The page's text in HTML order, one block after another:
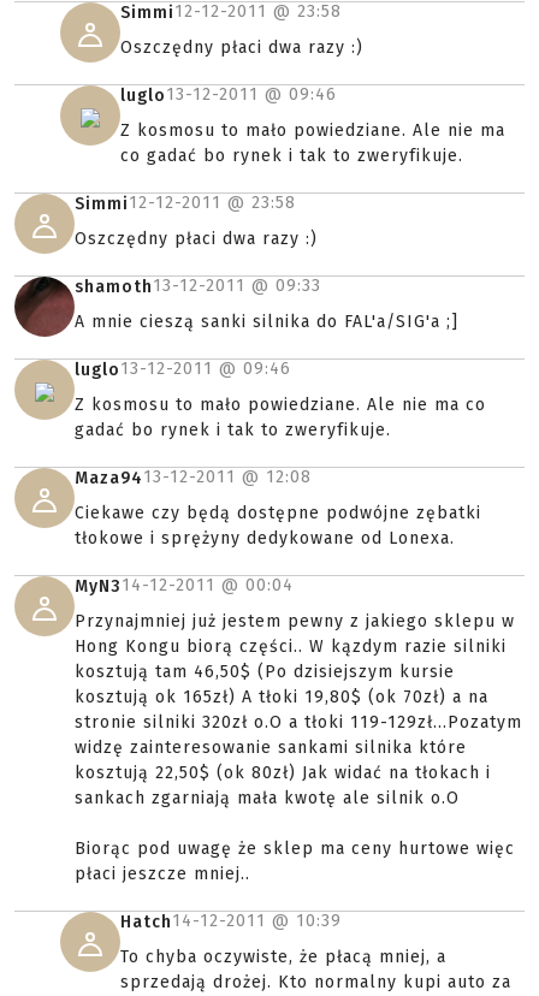
Simmi12-12-2011 @ 23:58
Oszczędny płaci dwa razy :)
luglo13-12-2011 @ 09:46
Z kosmosu to mało powiedziane. Ale nie ma
co gadać bo rynek i tak to zweryfikuje.
Simmi12-12-2011 @ 23:58
Oszczędny płaci dwa razy :)
shamoth13-12-2011 @ 09:33
A mnie cieszą sanki silnika do FAL'a/SIG'a ;]
luglo13-12-2011 @ 09:46
Z kosmosu to mało powiedziane. Ale nie ma co
gadać bo rynek i tak to zweryfikuje.
Maza9413-12-2011 @ 12:08
Ciekawe czy będą dostępne podwójne zębatki
tłokowe i sprężyny dedykowane od Lonexa.
MyN314-12-2011 @ 00:04
Przynajmniej już jestem pewny z jakiego sklepu w
Hong Kongu biorą części.. W kązdym razie silniki
kosztują tam 46,50$ (Po dzisiejszym kursie
kosztują ok 165zł) A tłoki 19,80$ (ok 70zł) a na
stronie silniki 320zł o.O a tłoki 119-129zł...Pozatym
widzę zainteresowanie sankami silnika które
kosztują 22,50$ (ok 80zł) Jak widać na tłokach i
sankach zgarniają mała kwotę ale silnik o.O
Biorąc pod uwagę że sklep ma ceny hurtowe więc
płaci jeszcze mniej..
Hatch14-12-2011 @ 10:39
To chyba oczywiste, że płacą mniej, a
sprzedają drożej. Kto normalny kupi auto za